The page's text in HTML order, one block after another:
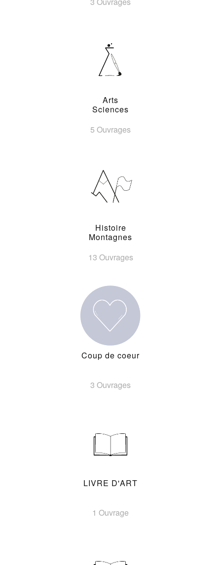
Arts
Sciences
5 Ouvrages
Histoire
Montagnes
13 Ouvrages
Coup de coeur
3 Ouvrages
LIVRE D'ART
1 Ouvrage